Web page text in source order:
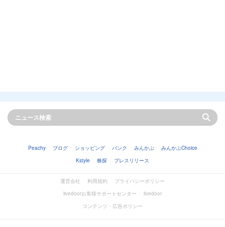
Peachy ブログ ショッピング バンク みんかぶ
みんかぶChoice
Kstyle
株探 プレスリリース
運営会社 利用規約
プライバシーポリシー
livedoorお客様サポートセンター
livedoor
コンテンツ・広告ポリシー